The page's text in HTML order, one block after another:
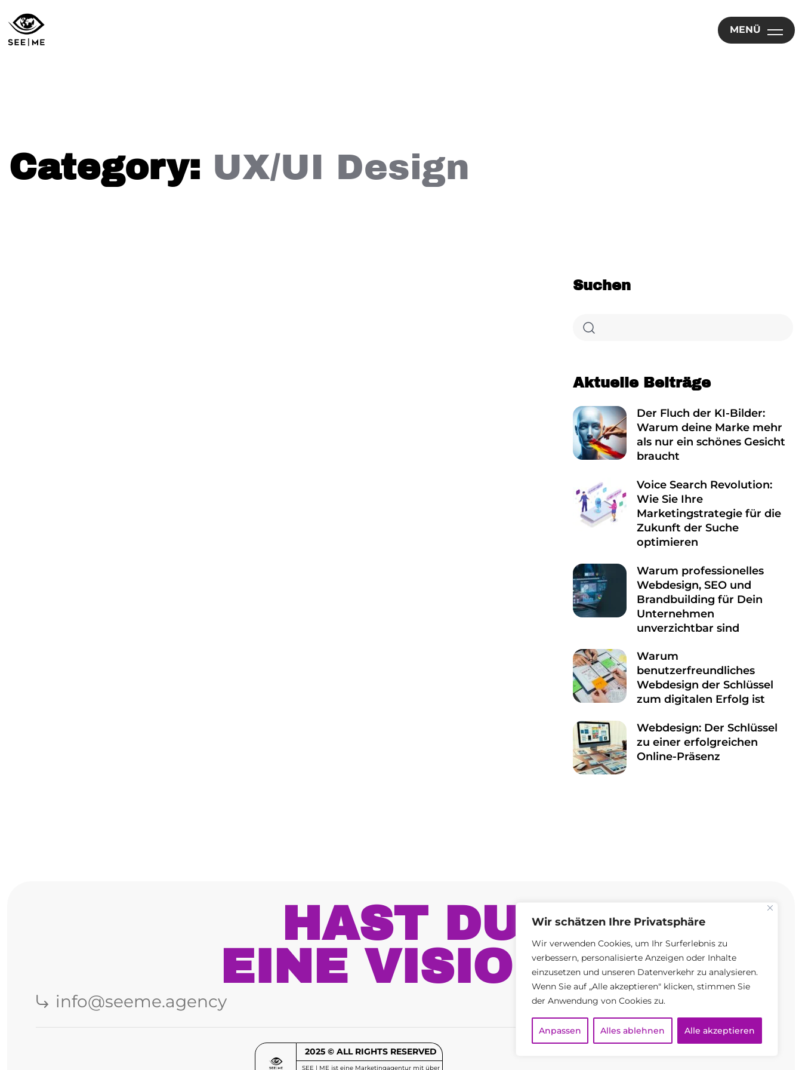
Wir schätzen Ihre Privatsphäre
Wir verwenden Cookies, um Ihr Surferlebnis zu
verbessern, personalisierte Anzeigen oder Inhalte
einzusetzen und unseren Datenverkehr zu analysieren.
Wenn Sie auf „Alle akzeptieren" klicken, stimmen Sie
der Anwendung von Cookies zu.
Anpassen Alles ablehnen Alle akzeptieren
Category: UX/UI Design
Suchen
Aktuelle Beiträge
Der Fluch der KI-Bilder:
Warum deine Marke mehr
als nur ein schönes Gesicht
braucht
Voice Search Revolution:
Wie Sie Ihre
Marketingstrategie für die
Zukunft der Suche
optimieren
Warum professionelles
Webdesign, SEO und
Brandbuilding für Dein
Unternehmen
unverzichtbar sind
Warum
benutzerfreundliches
Webdesign der Schlüssel
zum digitalen Erfolg ist
Webdesign: Der Schlüssel
zu einer erfolgreichen
Online-Präsenz
HAST DU
EINE VISION?
info@seeme.agency
2025 © ALL RIGHTS RESERVED
SEE | ME ist eine Marketingagentur mit über